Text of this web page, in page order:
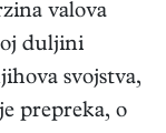
valova
duljini
svojstva,
prepreka, o